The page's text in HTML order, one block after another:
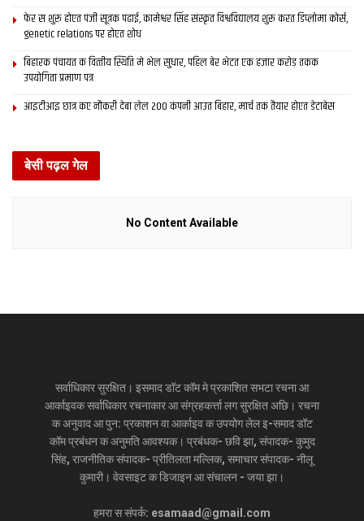
फेर स शुरू होएत पंजी सूत्रक पढाई, कामेश्वर सिंह संस्कृत विश्वविद्यालय शुरू करत डिप्लोमा कोर्स,
genetic relations पर होएत शोध
बिहारक पंचायत क वित्‍तीय स्थिति मे भेल सुधार, पहिल बेर भेटत एक हजार करोड़ तकक
उपयोगिता प्रमाण पत्र
आइटीआइ छात्र कए नौकरी देबा लेल 200 कंपनी आउत बिहार, मार्च तक तैयार होएत डेटाबेस
बेसी पढ़ल गेल
No Content Available
सर्वाधिकार सुरक्षित। इसमाद डॉट कॉम मे प्रकाशित सभटा रचना आ
आर्काइवक सर्वाधिकार रचनाकार आ संग्रहकर्त्ता लग सुरक्षित अछि। रचना
क अनुवाद आ पुन: प्रकाशन वा आर्काइव क उपयोग लेल इ-समाद डॉट
कॉम प्रबंधन क अनुमति आवश्यक। प्रबंधक- छवि झा, संपादक- कुमुद
सिंह, राजनीतिक संपादक- प्रीतिलता मल्लिक, समाचार संपादक- नीलू
कुमारी। वेवसाइट क डिजाइन आ संचालन - जया झा।
हमरा स संपर्क: esamaad@gmail.com